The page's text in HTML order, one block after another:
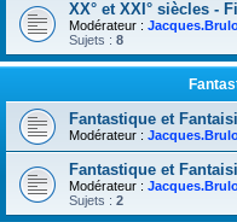
XX° et XXI° siècles -
Modérateur :
Sujets : 8
Fantastique et
Modérateur :
Fantastique et
Modérateur :
Sujets : 2